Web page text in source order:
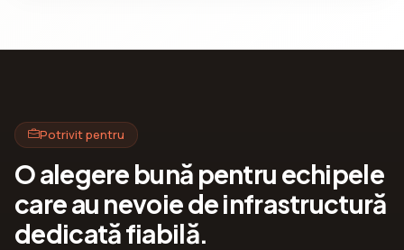
Potrivit pentru
O alegere bună pentru echipele
care au nevoie de infrastructură
dedicată fiabilă.